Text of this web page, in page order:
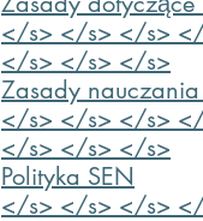
</s> </s> </s>
</s> </s> </s>
Zasady
</s> </s> </s>
</s> </s> </s>
Polityka SEN
</s> </s> </s>